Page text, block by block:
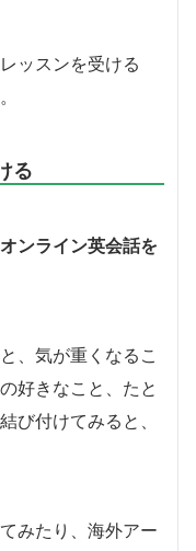
ッスンを受ける
る
ンライン英会話を
、気が重くなるこ
好きなこと、たと
び付けてみると、
みたり、海外アー